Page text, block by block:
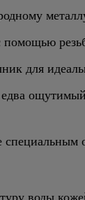
помощью
для
ощутимый
воды